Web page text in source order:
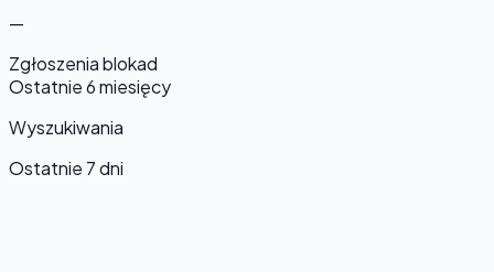
—
Zgłoszenia blokad
Ostatnie 6 miesięcy
Wyszukiwania
Ostatnie 7 dni